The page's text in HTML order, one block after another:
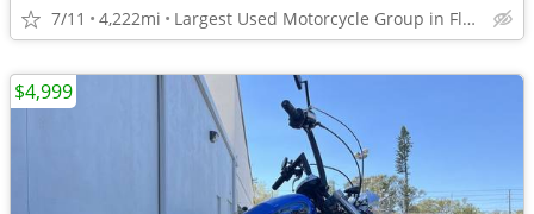
7/11 4,222mi Largest Used Motorcycle Group in Florida
$4,999